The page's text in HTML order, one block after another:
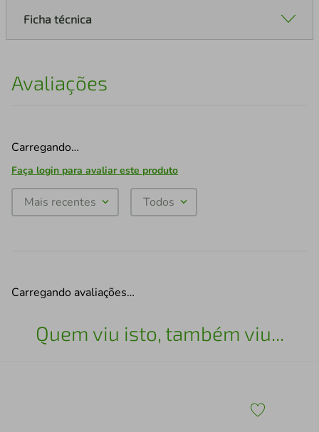
Ficha técnica
Avaliações
Carregando…
Faça login para avaliar este produto
Mais recentes Todos
Carregando avaliações…
Quem viu isto, também viu...